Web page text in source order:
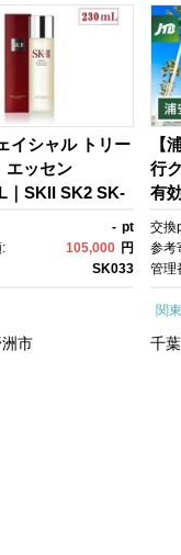
イシャル トリー
エッセン
｜SKII SK2 SK-
ケーツー エスケ
ケｰ ピテラ スキ
粧品 ｺｽﾒ フェイ
ェイシャルトリ
トリートメン
- pt
105,000 円
SK033
洲市
【
行
有
行
約
光
ッ
ル
交換
参考
管理
関
千